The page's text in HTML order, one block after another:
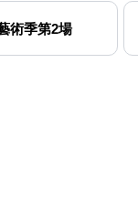
術季第2場